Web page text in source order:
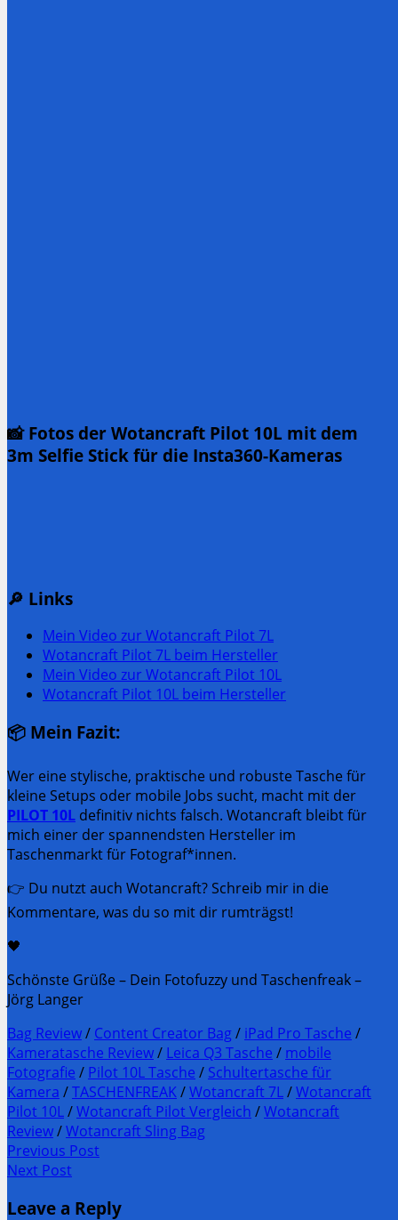
📸 Fotos der Wotancraft Pilot 10L mit dem
3m Selfie Stick für die Insta360-Kameras
🔎 Links
Mein Video zur Wotancraft Pilot 7L
Wotancraft Pilot 7L beim Hersteller
Mein Video zur Wotancraft Pilot 10L
Wotancraft Pilot 10L beim Hersteller
📦 Mein Fazit:
Wer eine stylische, praktische und robuste Tasche für
kleine Setups oder mobile Jobs sucht, macht mit der
PILOT 10L definitiv nichts falsch. Wotancraft bleibt für
mich einer der spannendsten Hersteller im
Taschenmarkt für Fotograf*innen.
👉 Du nutzt auch Wotancraft? Schreib mir in die
Kommentare, was du so mit dir rumträgst!
🖤
Schönste Grüße – Dein Fotofuzzy und Taschenfreak –
Jörg Langer
Bag Review/ Content Creator Bag/ iPad Pro Tasche /
Kameratasche Review/ Leica Q3 Tasche / mobile
Fotografie / Pilot 10L Tasche / Schultertasche für
Kamera /TASCHENFREAK/Wotancraft 7L/Wotancraft
Pilot 10L/Wotancraft Pilot Vergleich /Wotancraft
Review/Wotancraft Sling Bag
Post
navigation
Previous Post
Previous
Next Post
Post:
Leave a Reply